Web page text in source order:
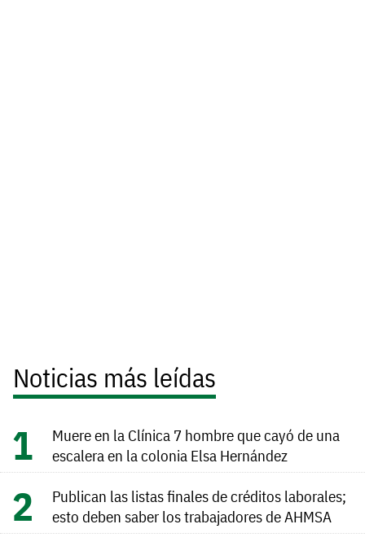
Noticias más leídas
Muere en la Clínica 7 hombre que cayó de una
escalera en la colonia Elsa Hernández
Publican las listas finales de créditos laborales;
esto deben saber los trabajadores de AHMSA